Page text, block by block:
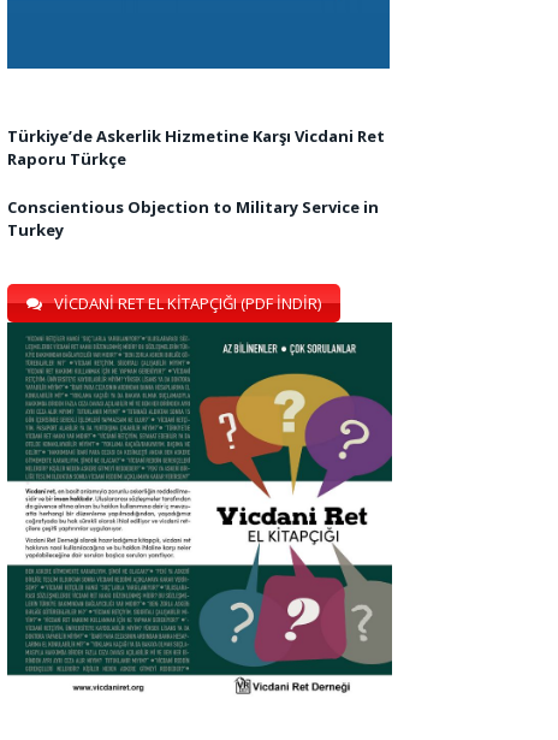
Türkiye’de Askerlik Hizmetine Karşı Vicdani Ret
Raporu Türkçe
Conscientious Objection to Military Service in
Turkey
VİCDANİ RET EL KİTAPÇIĞI (PDF İNDİR)